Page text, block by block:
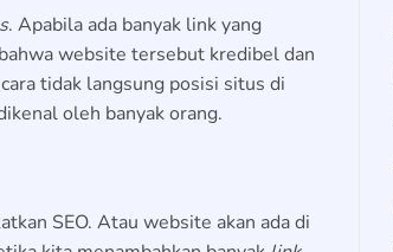
. Apabila ada banyak link yang
website tersebut kredibel dan
tidak langsung posisi situs di
oleh banyak orang.
SEO. Atau website akan ada di